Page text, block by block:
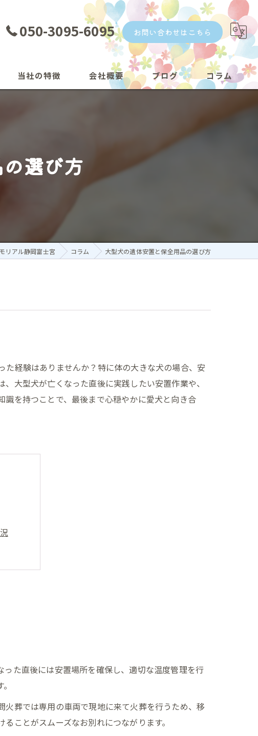
050-3095-6095 お問い合わせはこちら
当社の特徴
ペットのメッセージ
会社概要 ブログ コラム
選び方
リアル静岡富士宮 コラム 大型犬の遺体安置と保全用品の選び方
経験はありませんか？特に体の大きな犬の場合、安
大型犬が亡くなった直後に実践したい安置作業や、
を持つことで、最後まで心穏やかに愛犬と向き合
ツ
た直後には安置場所を確保し、適切な温度管理を行
葬では専用の車両で現地に来て火葬を行うため、移
ことがスムーズなお別れにつながります。